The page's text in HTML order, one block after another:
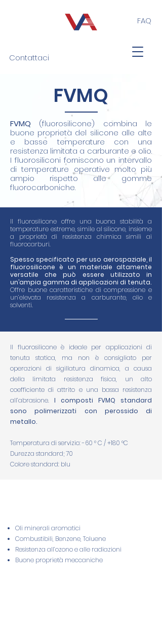
Contattaci
FAQ
FVMQ
FVMQ (fluorosilicone) combina le
buone proprietà del silicone alle alte
e basse temperature con una
resistenza limitata a carburante e olio.
I fluorosiliconi forniscono un intervallo
di temperature operative molto più
ampio rispetto alle gomme
fluorocarboniche.
Il fluorosilicone offre una buona stabilità a
temperature estreme, simile al silicone, insieme
a proprietà di resistenza chimica simili ai
fluorocarburi.
Spesso specificato per uso aerospaziale, il
fluorosilicone è un materiale altamente
versatile che può essere utilizzato in
un’ampia gamma di applicazioni di tenuta.
Offre buone caratteristiche di compressione e
un’elevata resistenza a carburante, olio e
solventi.
Il fluorosilicone è ideale per applicazioni di
tenuta statica, ma non è consigliato per
operazioni di sigillatura dinamica, a causa
della limitata resistenza fisica, un alto
coefficiente di attrito e una bassa resistenza
all’abrasione. I composti FVMQ standard
sono polimerizzati con perossido di
metallo.
Temperatura di servizio: -60 ° C / +180 °C
Durezza standard; 70
Colore standard: blu
Oli minerali aromatici
Combustibili, Benzene, Toluene
Resistenza all’ozono e alle radiazioni
Buone proprietà meccaniche